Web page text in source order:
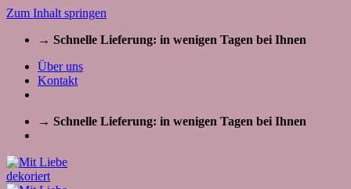
Zum Inhalt springen
→ Schnelle Lieferung: in wenigen Tagen bei Ihnen
Über uns
Kontakt
→ Schnelle Lieferung: in wenigen Tagen bei Ihnen